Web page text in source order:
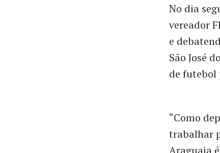
No dia
vereador
e
São José
de futebol
“Como
trabalhar
Araguaia